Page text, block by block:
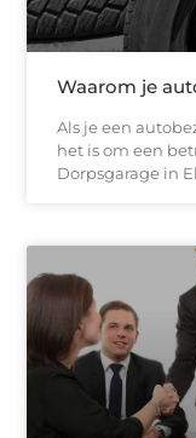
Waarom je
Als je een
het is om een
Dorpsgarage in